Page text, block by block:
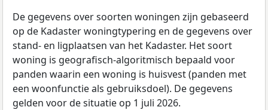
De gegevens over soorten woningen zijn gebaseerd
op de Kadaster woningtypering en de gegevens over
stand- en ligplaatsen van het Kadaster. Het soort
woning is geografisch-algoritmisch bepaald voor
panden waarin een woning is huisvest (panden met
een woonfunctie als gebruiksdoel). De gegevens
gelden voor de situatie op 1 juli 2026.